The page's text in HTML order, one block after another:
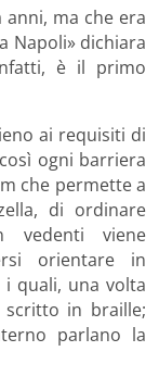
anni, ma che era
Napoli» dichiara
è il primo
ai requisiti di
ogni barriera
che permette a
di ordinare
vedenti viene
orientare in
quali, una volta
in braille;
parlano la